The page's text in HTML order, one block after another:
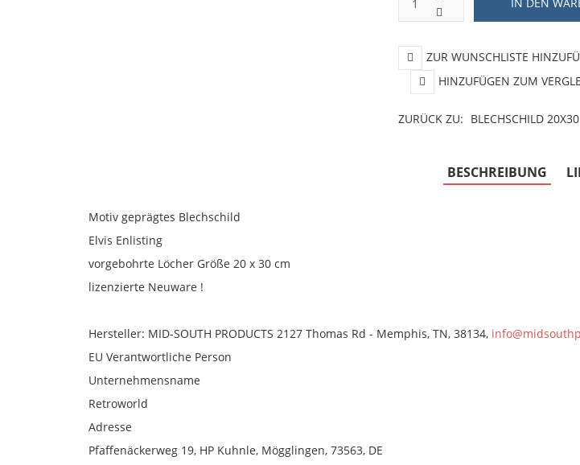
ZUR WUNSCHLISTE
HINZUFÜGEN ZUM
ZURÜCK ZU: BLECHSCHILD 20X30
BESCHREIBUNG
Motiv geprägtes Blechschild
Elvis Enlisting
vorgebohrte Löcher Größe 20 x 30 cm
lizenzierte Neuware !
Hersteller: MID-SOUTH PRODUCTS 2127 Thomas Rd - Memphis, TN, 38134,
EU Verantwortliche Person
Unternehmensname
Retroworld
Adresse
Pfaffenäckerweg 19, HP Kuhnle, Mögglingen, 73563, DE